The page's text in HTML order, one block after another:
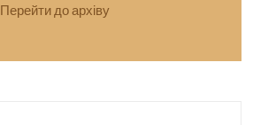
Перейти до архіву